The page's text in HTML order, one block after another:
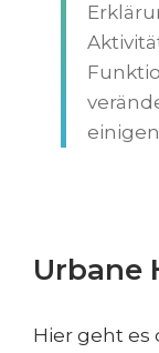
Urbane
Hier geht